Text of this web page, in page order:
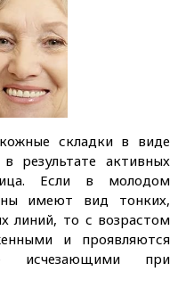
складки в виде
результате активных
Если в молодом
имеют вид тонких,
линий, то с возрастом
и проявляются
исчезающими при